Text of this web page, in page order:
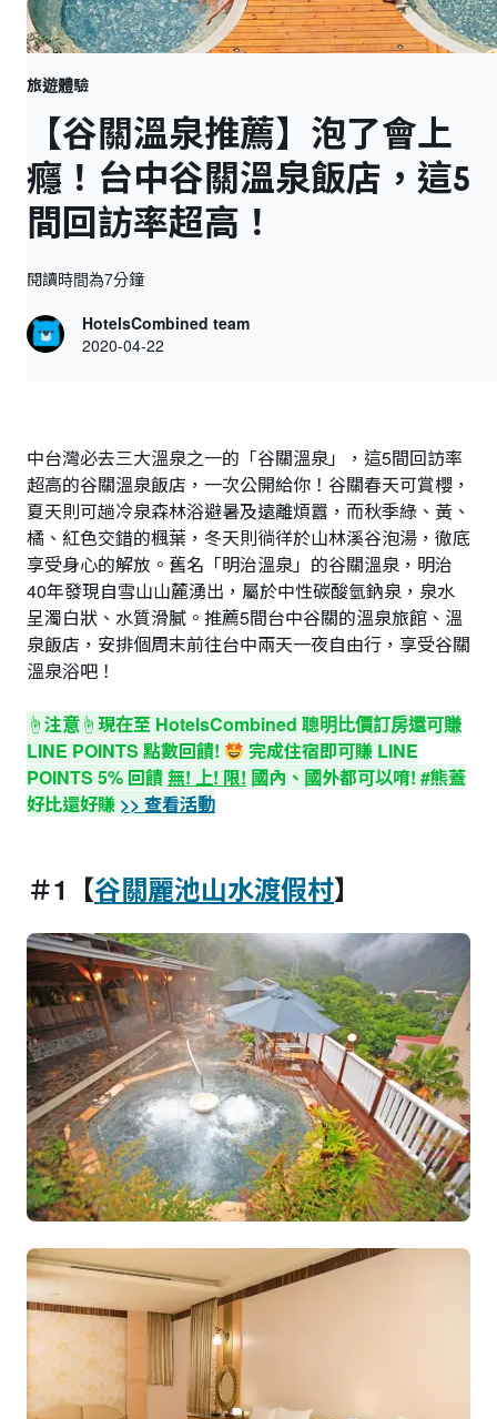
旅遊體驗
【谷關溫泉推薦】泡了會上
癮！台中谷關溫泉飯店，這5
間回訪率超高！
閱讀時間為7分鐘
HotelsCombined team
2020-04-22
中台灣必去三大溫泉之一的「谷關溫泉」，這5間回訪率
超高的谷關溫泉飯店，一次公開給你！谷關春天可賞櫻，
夏天則可趟冷泉森林浴避暑及遠離煩囂，而秋季綠、黃、
橘、紅色交錯的楓葉，冬天則徜徉於山林溪谷泡湯，徹底
享受身心的解放。舊名「明治溫泉」的谷關溫泉，明治
40年發現自雪山山麓湧出，屬於中性碳酸氫鈉泉，泉水
呈濁白狀、水質滑膩。推薦5間台中谷關的溫泉旅館、溫
泉飯店，安排個周末前往台中兩天一夜自由行，享受谷關
溫泉浴吧！
☝️注意☝️現在至 HotelsCombined 聰明比價訂房還可賺
LINE POINTS 點數回饋!
完成住宿即可賺 LINE
POINTS 5% 回饋無! 上! 限! 國內、國外都可以唷! #熊蓋
好比還好賺 >> 查看活動
＃1【谷關麗池山水渡假村】